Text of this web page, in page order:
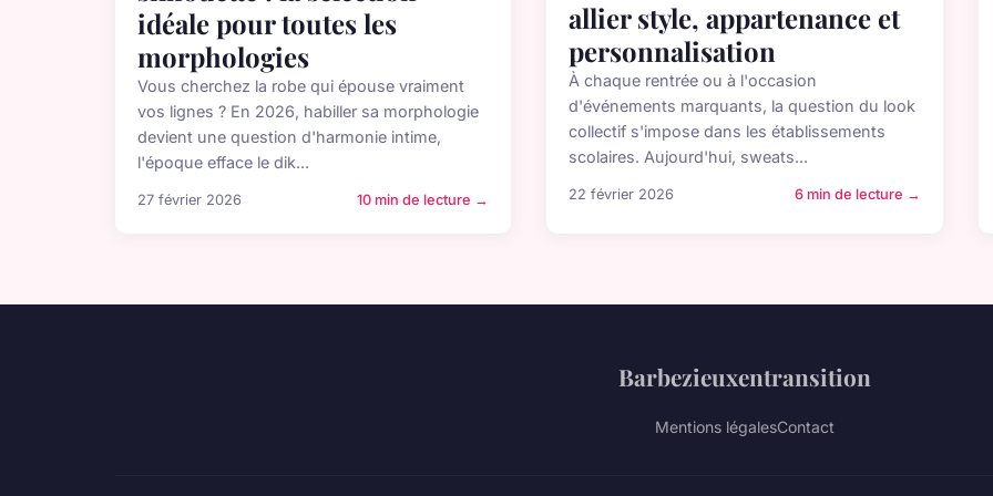
idéale pour toutes les
morphologies
Vous cherchez la robe qui épouse vraiment
vos lignes ? En 2026, habiller sa morphologie
devient une question d'harmonie intime,
l'époque efface le dik...
27 février 2026 10 min de lecture →
allier style, appartenance et
personnalisation
À chaque rentrée ou à l'occasion
d'événements marquants, la question du look
collectif s'impose dans les établissements
scolaires. Aujourd'hui, sweats...
22 février 2026 6 min de lecture →
Barbezieuxentransition
Mentions légalesContact